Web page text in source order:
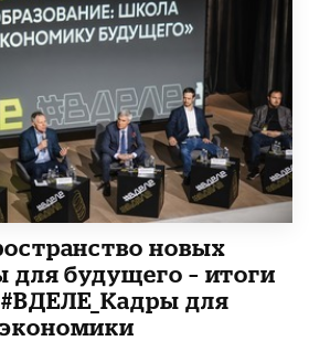
новых
для будущего – итоги
для